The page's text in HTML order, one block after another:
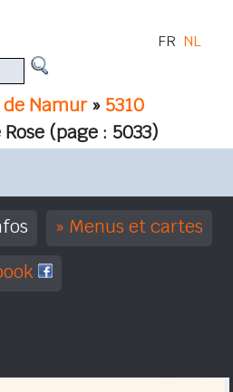
Namur» 5310
(page : 5033)
FR NL
Menus et cartes